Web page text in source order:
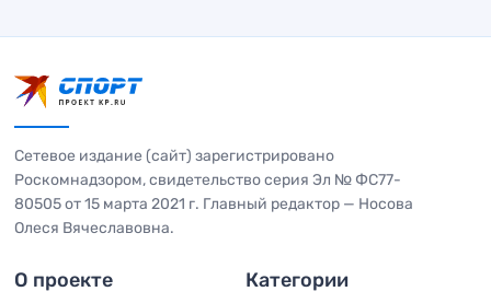
Сетевое издание (сайт) зарегистрировано
Роскомнадзором, свидетельство серия Эл № ФС77-
80505 от 15 марта 2021 г. Главный редактор — Носова
Олеся Вячеславовна.
О проекте Категории